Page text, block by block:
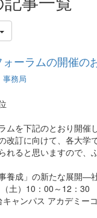
ーラムの開催の
事務局
を下記のとおり開催
改訂に向けて、各大学
れると思いますので、
養成」の新たな展開
土）10：00～12：30
キャンパス アカデミ